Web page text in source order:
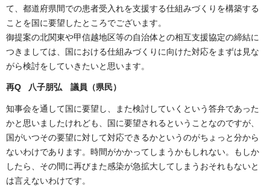
て、都道府県間での患者受入れを支援する仕組みづくりを構築する
ことを国に要望したところでございます。
御提案の北関東や甲信越地区等の自治体との相互支援協定の締結に
つきましては、国における仕組みづくりに向けた対応をまずは見な
がら検討をしていきたいと思います。
再Q 八子朋弘 議員（県民）
知事会を通して国に要望し、また検討していくという答弁であった
かと思いましたけれども、国に要望されるということなのですが、
国がいつその要望に対して対応できるかというのがちょっと分から
ないわけであります。時間がかかってしまうかもしれない。もしか
したら、その間に再びまた感染が急拡大してしまうおそれもないと
は言えないわけです。